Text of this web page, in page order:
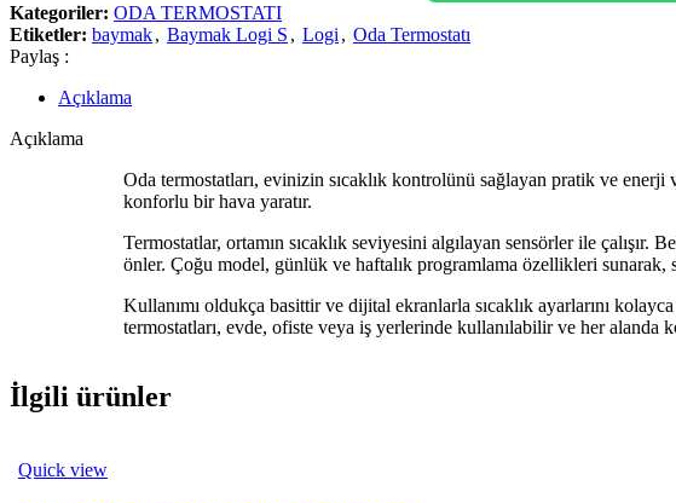
Kategoriler: ODA TERMOSTATI
Etiketler: baymak, Baymak Logi S , Logi , Oda Termostatı
Paylaş :
Açıklama
Açıklama
Oda termostatları, evinizin sıcaklık kontrolünü sağlayan pratik ve
konforlu bir hava yaratır.
Termostatlar, ortamın sıcaklık seviyesini algılayan sensörler ile çalışır.
önler. Çoğu model, günlük ve haftalık programlama özellikleri sunarak,
Kullanımı oldukça basittir ve dijital ekranlarla sıcaklık ayarlarını
termostatları, evde, ofiste veya iş yerlerinde kullanılabilir ve her alanda
İlgili ürünler
Quick view